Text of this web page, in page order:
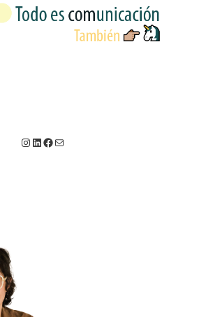
Instagram
LinkedIn
Facebook
Correo electrónico